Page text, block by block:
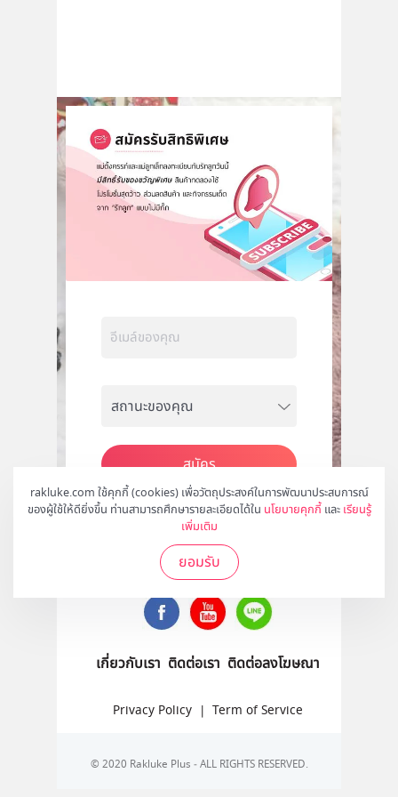
rakluke.com ใช้คุกกี้ (cookies) เพื่อวัตถุประสงค์ในการพัฒนาประสบการณ์
ของผู้ใช้ให้ดียิ่งขึ้น ท่านสามารถศึกษารายละเอียดได้ใน นโยบายคุกกี้ และ เรียนรู้
เพิ่มเติม
ยอมรับ
สมัคร
ติดตามเราได้ที่
เกี่ยวกับเรา ติดต่อเรา ติดต่อลงโฆษณา
Privacy Policy | Term of Service
© 2020 Rakluke Plus - ALL RIGHTS RESERVED.